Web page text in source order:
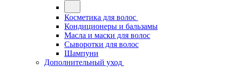
Косметика для волос
Кондиционеры и бальзамы
Масла и маски для волос
Сыворотки для волос
Шампуни
Дополнительный уход